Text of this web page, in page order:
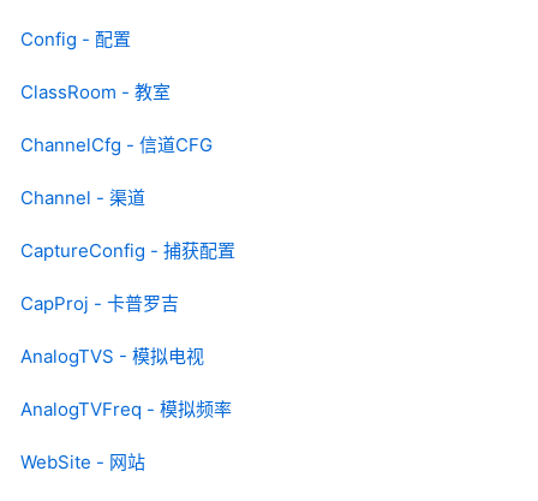
Config - 配置
ClassRoom - 教室
ChannelCfg - 信道CFG
Channel - 渠道
CaptureConfig - 捕获配置
CapProj - 卡普罗吉
AnalogTVS - 模拟电视
AnalogTVFreq - 模拟频率
WebSite - 网站